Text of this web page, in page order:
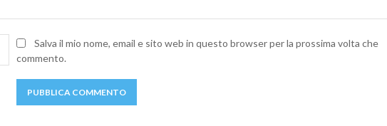
Nome:Salva il mio nome, email e sito web in questo browser per la prossima volta che
commento.